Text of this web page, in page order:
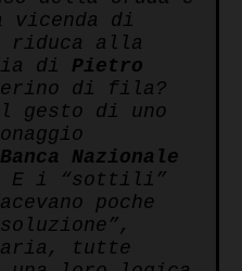
vicenda di
riduca alla
di Pietro
di fila?
gesto di uno
Banca Nazionale
E i “sottili”
poche
tutte